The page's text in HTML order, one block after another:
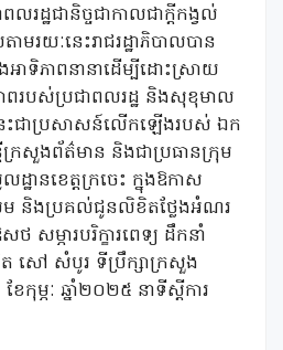
រដ្ឋជានិច្ចជាកាលជាក្តីកង្វល់
មរយៈនេះរាជរដ្ឋាភិបាលបាន
អាទិភាពនានាដើម្បីដោះស្រាយ
ពរបស់ប្រជាពលរដ្ឋ និងសុខុមាល
េះជាប្រសាសន៍លើកឡើងរបស់ ឯក
ត្រីក្រសួងព័ត៌មាន និងជាប្រធានក្រុម
លដ្ឋានខេត្តក្រចេះ ក្នុងឱកាស
ម និងប្រគល់ជូនលិខិតថ្លែងអំណរ
ម្ភារបរិក្ខារពេទ្យ ដឹកនាំ
ត សៅ សំបូរ ទីប្រឹក្សាក្រសួង
កុម្ភៈ ឆ្នាំ២០២៥ នាទីស្តីការ